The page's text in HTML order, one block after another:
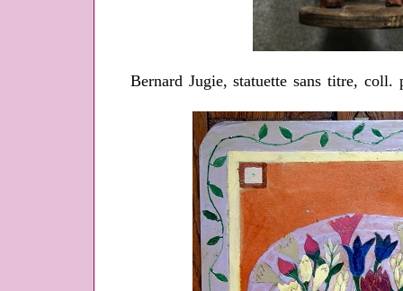
Bernard Jugie, statuette sans titre,